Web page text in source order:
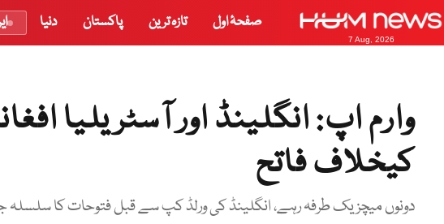
7 Aug, 2026
صفحۂ اول تازہ ترین پاکستان دنیا
وارم اپ: انگلینڈ اور آسٹریلیا
کیخلاف فاتح
دونوں میچز یک طرفہ رہے، انگلینڈ کی ورلڈ کپ سے قبل فتوحات کا سلسلہ